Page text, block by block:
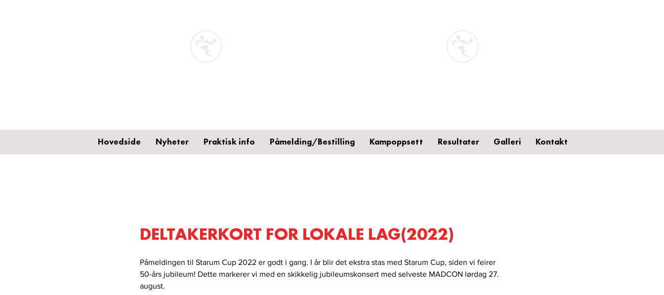
Hovedside Nyheter Praktisk info Påmelding/Bestilling Kampoppsett Resultater Galleri Kontakt
DELTAKERKORT FOR LOKALE LAG(2022)
Påmeldingen til Starum Cup 2022 er godt i gang. I år blir det ekstra stas med Starum Cup, siden vi feirer
50-års jubileum! Dette markerer vi med en skikkelig jubileumskonsert med selveste MADCON lørdag 27.
august.